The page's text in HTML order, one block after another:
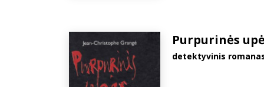
Purpurinės
detektyvinis